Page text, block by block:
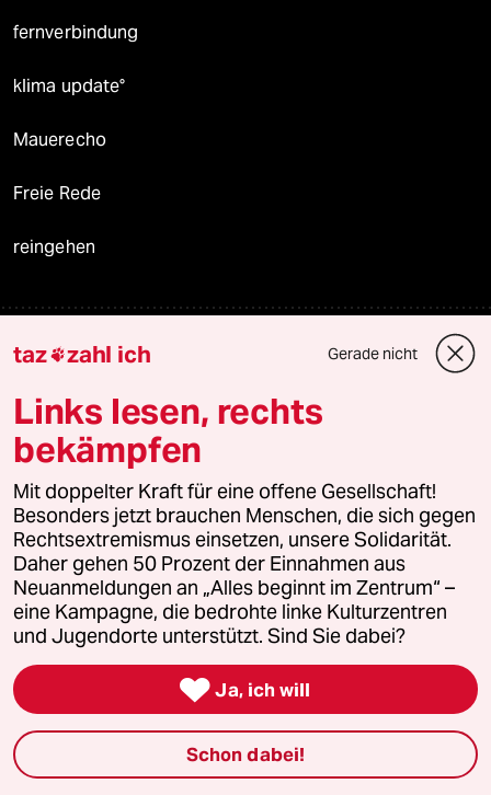
fernverbindung
klima update°
Mauerecho
Freie Rede
reingehen
Newsletter
team zukunft
taz frisch
taz zahl ich
taz lab Infobrief
Veranstaltungen
Demnächst
taz zahl ich Gerade nicht
Links lesen, rechts
bekämpfen
Mit doppelter Kraft für eine offene Gesellschaft!
Besonders jetzt brauchen Menschen, die sich gegen
Rechtsextremismus einsetzen, unsere Solidarität.
Daher gehen 50 Prozent der Einnahmen aus
Neuanmeldungen an „Alles beginnt im Zentrum“ –
eine Kampagne, die bedrohte linke Kulturzentren
und Jugendorte unterstützt. Sind Sie dabei?
 Ja, ich will
Schon dabei!